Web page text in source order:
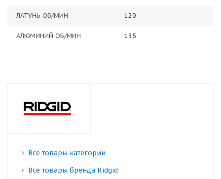
ЛАТУНЬ ОБ/МИН 120
АЛЮМИНИЙ ОБ/МИН 135
Все товары категории
Все товары бренда Ridgid